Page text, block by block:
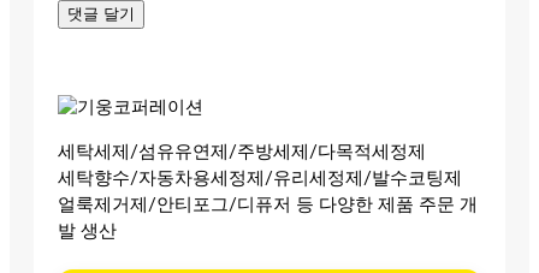
세탁세제/섬유유연제/주방세제/다목적세정제
세탁향수/자동차용세정제/유리세정제/발수코팅제
얼룩제거제/안티포그/디퓨저 등 다양한 제품 주문 개
발 생산